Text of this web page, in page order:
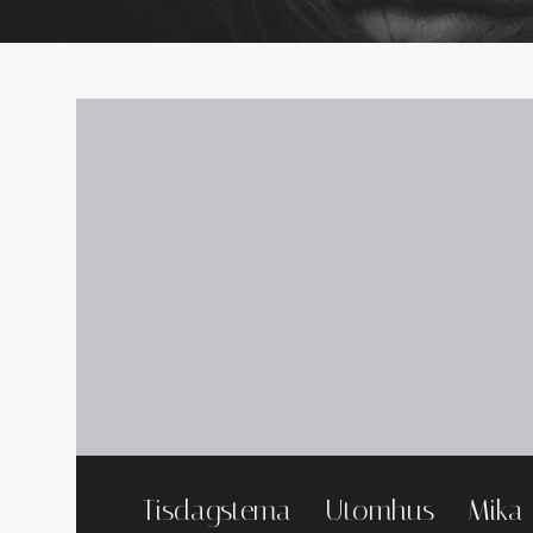
Tisdagstema – Utomhus – Mika